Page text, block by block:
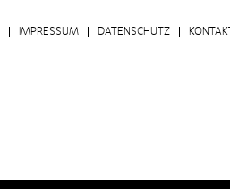
KONTAKT
DATENSCHUTZ
IMPRESSUM